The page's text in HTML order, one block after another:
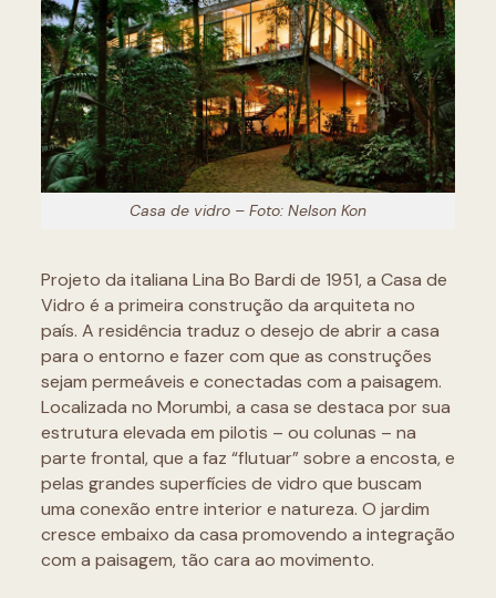
Casa de vidro – Foto: Nelson Kon
Projeto da italiana Lina Bo Bardi de 1951, a Casa de
Vidro é a primeira construção da arquiteta no
país. A residência traduz o desejo de abrir a casa
para o entorno e fazer com que as construções
sejam permeáveis e conectadas com a paisagem.
Localizada no Morumbi, a casa se destaca por sua
estrutura elevada em pilotis – ou colunas – na
parte frontal, que a faz “flutuar” sobre a encosta, e
pelas grandes superfícies de vidro que buscam
uma conexão entre interior e natureza. O jardim
cresce embaixo da casa promovendo a integração
com a paisagem, tão cara ao movimento.